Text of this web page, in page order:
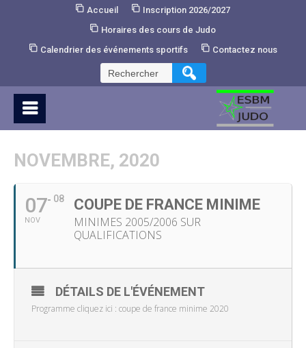
Accueil
Inscription 2026/2027
Horaires des cours de Judo
Calendrier des événements sportifs
Contactez nous
Rechercher :
NOVEMBRE, 2020
07
NOV
08 COUPE DE FRANCE MINIME
MINIMES 2005/2006 SUR
QUALIFICATIONS
DÉTAILS DE L'ÉVÉNEMENT
Programme cliquez ici : coupe de france minime 2020